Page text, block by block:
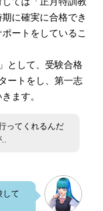
に確実に合格でき
ートをしているこ
として、受験合格
ートをし、第一志
ます。
ってくれるんだ
して